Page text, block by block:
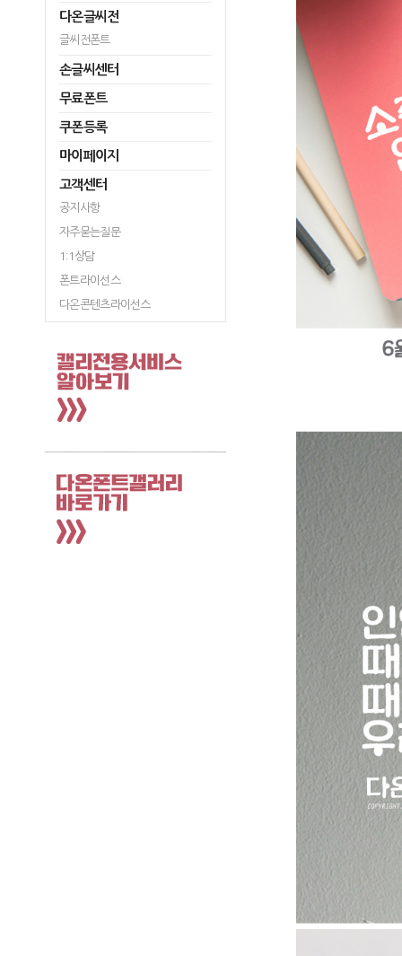
다온글씨전
글씨전폰트
손글씨센터
무료폰트
쿠폰등록
마이페이지
고객센터
공지사항
자주묻는질문
1:1상담
폰트라이선스
다온콘텐츠라이선스